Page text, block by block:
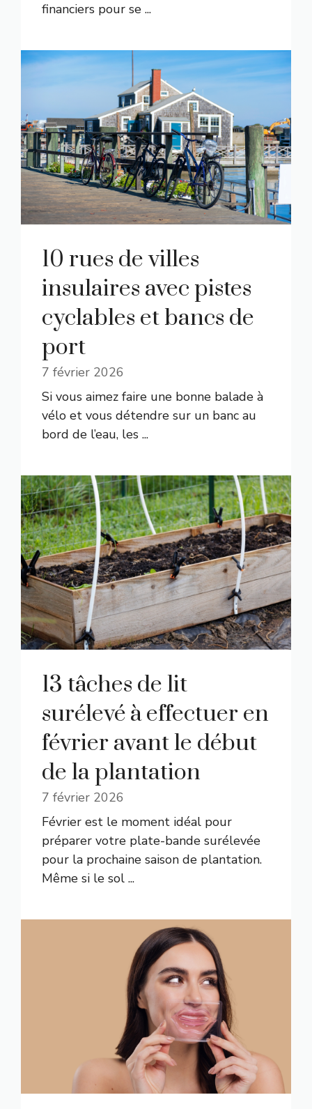
financiers pour se ...
10 rues de villes
insulaires avec pistes
cyclables et bancs de
port
7 février 2026
Si vous aimez faire une bonne balade à
vélo et vous détendre sur un banc au
bord de l’eau, les ...
13 tâches de lit
surélevé à effectuer en
février avant le début
de la plantation
7 février 2026
Février est le moment idéal pour
préparer votre plate-bande surélevée
pour la prochaine saison de plantation.
Même si le sol ...